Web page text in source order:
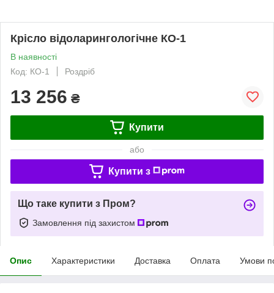
Крісло відоларингологічне КО-1
В наявності
Код: КО-1
Роздріб
13 256 ₴
Купити
або
Купити з
Що таке купити з Пром?
Замовлення під захистом
Опис Характеристики Доставка Оплата Умови